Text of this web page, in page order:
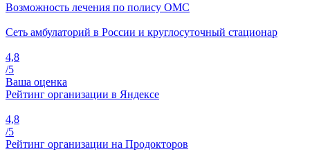
Возможность лечения по полису ОМС
Сеть амбулаторий в России и круглосуточный стационар
4,8
/5
Ваша оценка
Рейтинг организации в Яндексе
4,8
/5
Рейтинг организации на Продокторов